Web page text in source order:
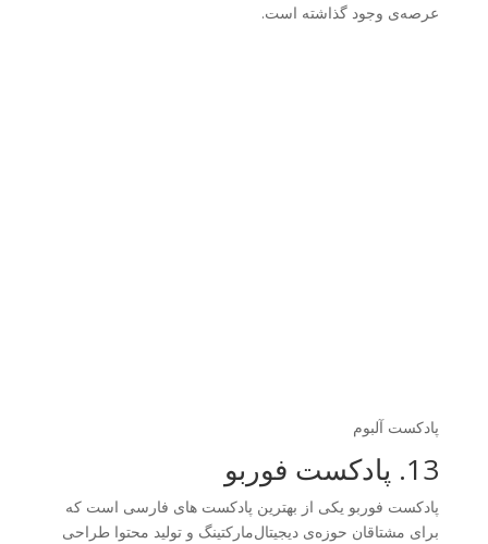
عرصه‌ی وجود گذاشته است.
پادکست آلبوم
13. پادکست فوربو
پادکست فوربو یکی از بهترین پادکست های فارسی است که
برای مشتاقان حوزه‌ی دیجیتال‌مارکتینگ و تولید محتوا طراحی